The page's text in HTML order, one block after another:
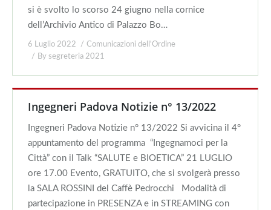
si è svolto lo scorso 24 giugno nella cornice
dell’Archivio Antico di Palazzo Bo…
6 Luglio 2022
Comunicazioni dell'Ordine
By segreteria 2021
Ingegneri Padova Notizie n° 13/2022
Ingegneri Padova Notizie n° 13/2022 Si avvicina il 4°
appuntamento del programma “Ingegnamoci per la
Città” con il Talk “SALUTE e BIOETICA” 21 LUGLIO
ore 17.00 Evento, GRATUITO, che si svolgerà presso
la SALA ROSSINI del Caffè Pedrocchi Modalità di
partecipazione in PRESENZA e in STREAMING con